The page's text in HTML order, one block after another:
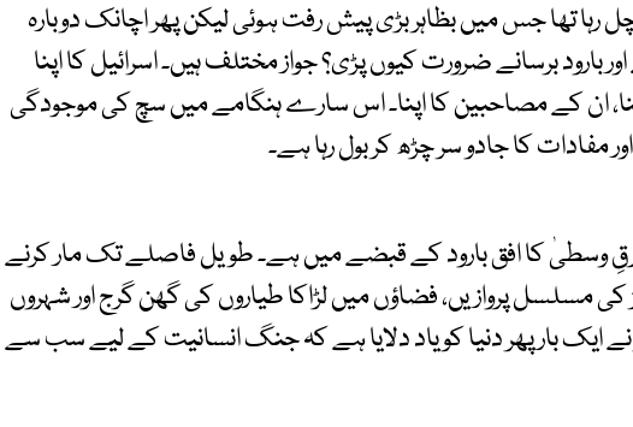
رہا تھا جس میں بظاہر بڑی پیش رفت ہوئی لیکن پھر اچانک دوبارہ
بارود برسانے ضرورت کیوں پڑی؟ جواز مختلف ہیں۔ اسرائیل کا اپنا
ان کے مصاحبین کا اپنا۔ اس سارے ہنگامے میں سچ کی موجودگی
مفادات کا جادو سر چڑھ کر بول رہا ہے۔
کا افق بارود کے قبضے میں ہے۔ طویل فاصلے تک مار کرنے
کی مسلسل پروازیں، فضاؤں میں لڑاکا طیاروں کی گھن گرج اور شہروں
ایک بار پھر دنیا کو یاد دلایا ہے کہ جنگ انسانیت کے لیے سب سے